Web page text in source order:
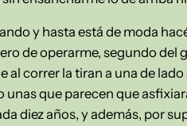
y hasta está de moda
de operarme, segundo
al correr la tiran a una de
que parecen que
diez años, y además, por